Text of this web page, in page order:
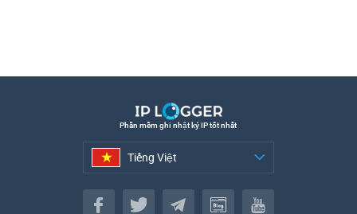
Phần mềm ghi nhật ký IP tốt nhất
Tiếng Việt
Tiếng Việt